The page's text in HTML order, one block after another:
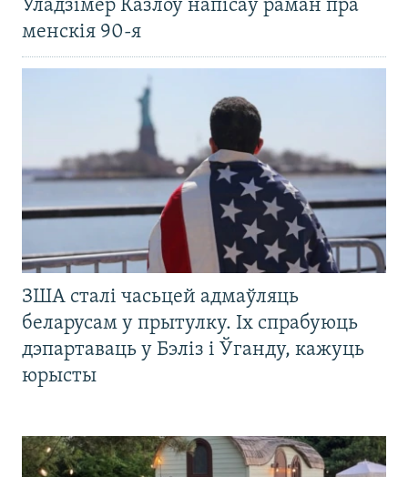
Уладзімер Казлоў напісаў раман пра
менскія 90-я
ЗША сталі часьцей адмаўляць
беларусам у прытулку. Іх спрабуюць
дэпартаваць у Бэліз і Ўганду, кажуць
юрысты